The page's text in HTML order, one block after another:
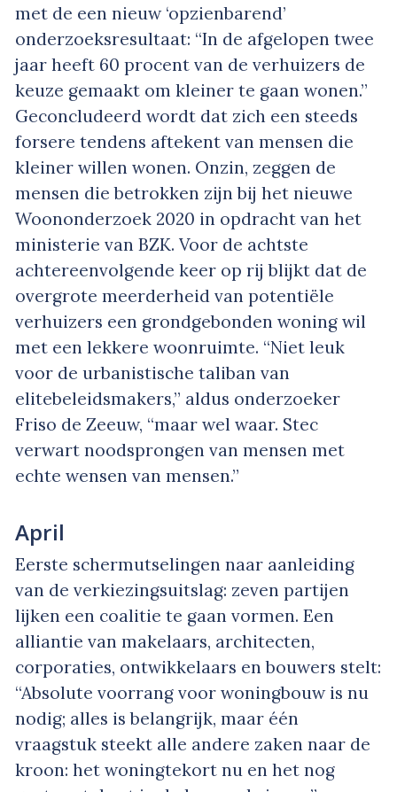
met de een nieuw ‘opzienbarend’
onderzoeksresultaat: “In de afgelopen twee
jaar heeft 60 procent van de verhuizers de
keuze gemaakt om kleiner te gaan wonen.”
Geconcludeerd wordt dat zich een steeds
forsere tendens aftekent van mensen die
kleiner willen wonen. Onzin, zeggen de
mensen die betrokken zijn bij het nieuwe
Woononderzoek 2020 in opdracht van het
ministerie van BZK. Voor de achtste
achtereenvolgende keer op rij blijkt dat de
overgrote meerderheid van potentiële
verhuizers een grondgebonden woning wil
met een lekkere woonruimte. “Niet leuk
voor de urbanistische taliban van
elitebeleidsmakers,” aldus onderzoeker
Friso de Zeeuw, “maar wel waar. Stec
verwart noodsprongen van mensen met
echte wensen van mensen.”
April
Eerste schermutselingen naar aanleiding
van de verkiezingsuitslag: zeven partijen
lijken een coalitie te gaan vormen. Een
alliantie van makelaars, architecten,
corporaties, ontwikkelaars en bouwers stelt:
“Absolute voorrang voor woningbouw is nu
nodig; alles is belangrijk, maar één
vraagstuk steekt alle andere zaken naar de
kroon: het woningtekort nu en het nog